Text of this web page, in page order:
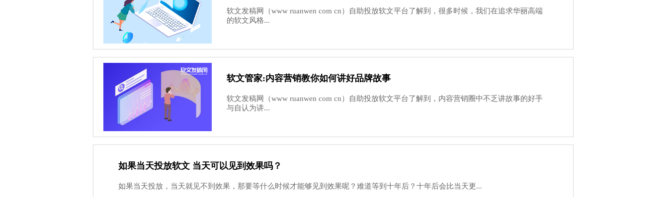
软文发稿网（www ruanwen com cn）自助投放软文平台了解到，很多时候，我们在追求华丽高端
的软文风格...
软文管家:内容营销教你如何讲好品牌故事
软文发稿网（www ruanwen com cn）自助投放软文平台了解到，内容营销圈中不乏讲故事的好手
与自认为讲...
如果当天投放软文 当天可以见到效果吗？
如果当天投放，当天就见不到效果，那要等什么时候才能够见到效果呢？难道等到十年后？十年后会比当天更...